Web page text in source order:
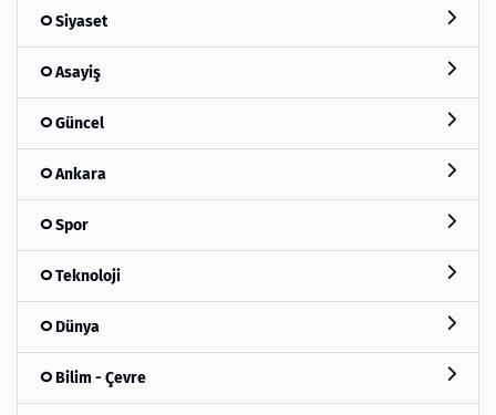
Siyaset
Asayiş
Güncel
Ankara
Spor
Teknoloji
Dünya
Bilim - Çevre